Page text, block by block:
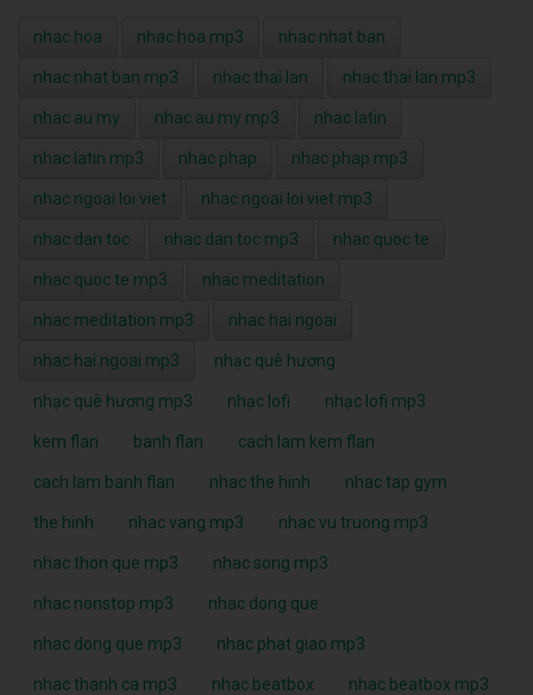
nhac hoa nhac hoa mp3 nhac nhat ban
nhac nhat ban mp3 nhac thai lan nhac thai lan mp3
nhac au my nhac au my mp3 nhac latin
nhac latin mp3 nhac phap nhac phap mp3
nhac ngoai loi viet nhac ngoai loi viet mp3
nhac dan toc nhac dan toc mp3 nhac quoc te
nhac quoc te mp3 nhac meditation
nhac meditation mp3 nhac hai ngoai
nhac hai ngoai mp3 nhạc quê hương
nhạc quê hương mp3 nhạc lofi nhạc lofi mp3
kem flan banh flan cach lam kem flan
cach lam banh flan nhac the hinh nhac tap gym
the hinh nhac vang mp3 nhac vu truong mp3
nhac thon que mp3 nhac song mp3
nhac nonstop mp3 nhac dong que
nhac dong que mp3 nhac phat giao mp3
nhac thanh ca mp3 nhac beatbox nhac beatbox mp3